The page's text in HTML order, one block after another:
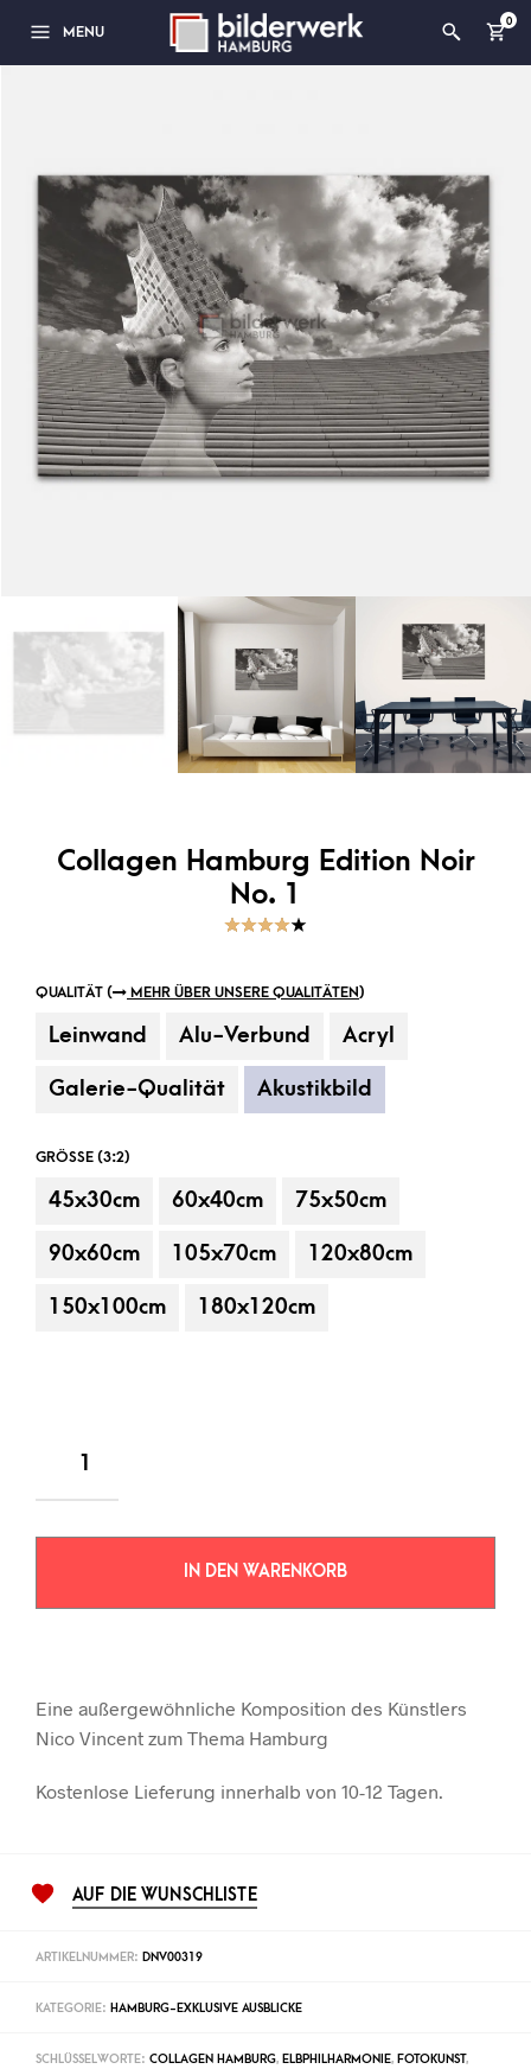
MENU
0
Collagen Hamburg Edition Noir
No. 1
customer
rating
QUALITÄT ( MEHR ÜBER UNSERE QUALITÄTEN)
Leinwand Alu-Verbund Acryl
Galerie-Qualität Akustikbild
GRÖSSE (3:2)
45x30cm 60x40cm 75x50cm
90x60cm 105x70cm 120x80cm
150x100cm 180x120cm
IN DEN WARENKORB
Eine außergewöhnliche Komposition des Künstlers
Nico Vincent zum Thema Hamburg
Kostenlose Lieferung innerhalb von 10-12 Tagen.
AUF DIE WUNSCHLISTE
ARTIKELNUMMER: DNV00319
KATEGORIE: HAMBURG-EXKLUSIVE AUSBLICKE
SCHLÜSSELWORTE: COLLAGEN HAMBURG, ELBPHILHARMONIE, FOTOKUNST,